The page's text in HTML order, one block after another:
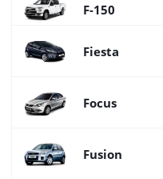
F-150
Fiesta
Focus
Fusion